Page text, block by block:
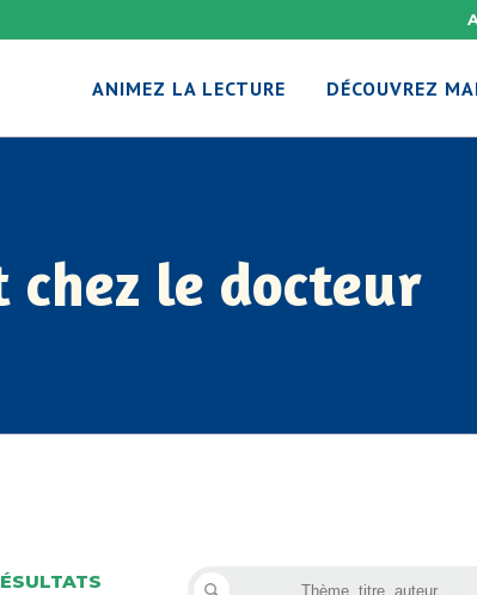
ANIMEZ LA LECTURE DÉCOUVREZ
chez le docteur